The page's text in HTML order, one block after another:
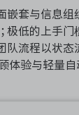
嵌套与信息组
极低的上手门
队流程以状态
体验与轻量自